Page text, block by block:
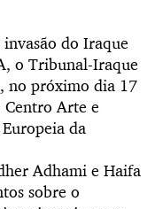
do Iraque
o Tribunal-Iraque
no próximo dia 17
Centro Arte e
da
Adhami e Haifa
sobre o